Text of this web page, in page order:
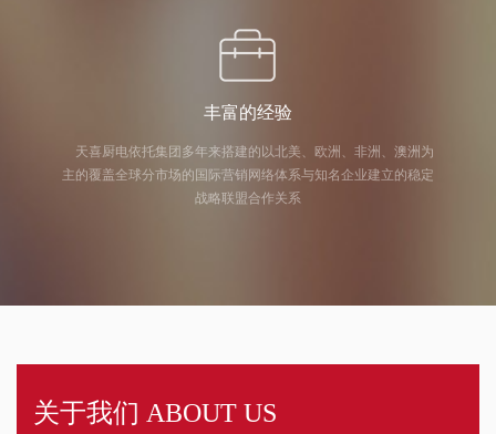
丰富的经验
天喜厨电依托集团多年来搭建的以北美、欧洲、非洲、澳洲为
主的覆盖全球分市场的国际营销网络体系与知名企业建立的稳定
战略联盟合作关系
关于我们 ABOUT US